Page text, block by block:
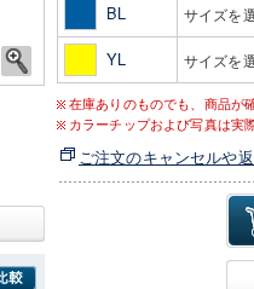
BL
サイズを
YL サイズを
在庫ありのものでも、商品が
カラーチップおよび写真は実
ご注文のキャンセルや